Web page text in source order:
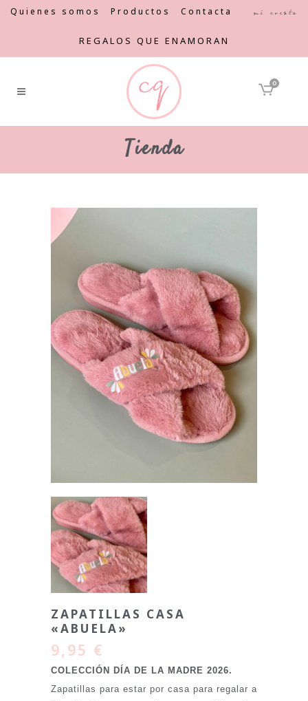
Quienes somos Productos Contacta Mi cuenta
REGALOS QUE ENAMORAN
0
Tienda
ZAPATILLAS CASA
«ABUELA»
9,95 €
COLECCIÓN DÍA DE LA MADRE 2026.
Zapatillas para estar por casa para regalar a